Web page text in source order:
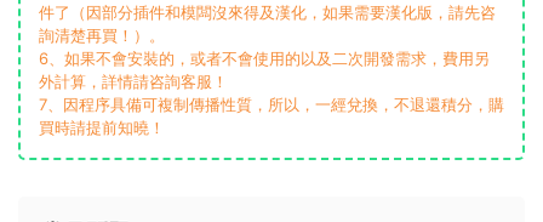
件了（因部分插件和模闆沒來得及漢化，如果需要漢化版，請先咨
詢清楚再買！）。
6、如果不會安裝的，或者不會使用的以及二次開發需求，費用另
外計算，詳情請咨詢客服！
7、因程序具備可複制傳播性質，所以，一經兌換，不退還積分，購
買時請提前知曉！